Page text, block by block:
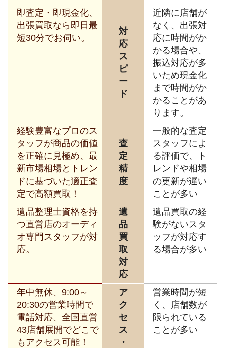
即査定・即現金化、
出張買取なら即日最
短30分でお伺い。
対
応
ス
ピ
ー
ド
近隣に店舗が
なく、出張対
応に時間がか
かる場合や、
振込対応が多
いため現金化
まで時間がか
かることがあ
ります。
経験豊富なプロのス
タッフが商品の価値
を正確に見極め、最
新市場相場とトレン
ドに基づいた適正査
定で高額買取！
査
定
精
度
一般的な査定
スタッフによ
る評価で、ト
レンドや相場
の更新が遅い
ことが多い
遺品整理士資格を持
つ直営店のオーディ
オ専門スタッフが対
応。
遺
品
買
取
対
応
遺品買取の経
験がないスタ
ッフが対応す
る場合が多い
年中無休、9:00～
20:30の営業時間で
電話対応、全国直営
43店舗展開でどこで
もアクセス可能！
ア
ク
セ
ス
・
営業時間が短
く、店舗数が
限られている
ことが多い